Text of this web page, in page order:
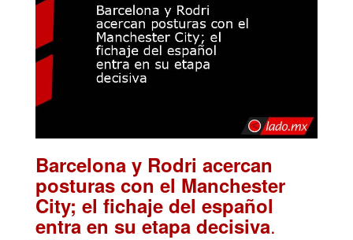
Barcelona y Rodri acercan
posturas con el Manchester
City; el fichaje del español
entra en su etapa decisiva.